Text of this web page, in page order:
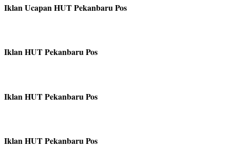
Iklan Ucapan HUT Pekanbaru Pos
Iklan HUT Pekanbaru Pos
Iklan HUT Pekanbaru Pos
Iklan HUT Pekanbaru Pos